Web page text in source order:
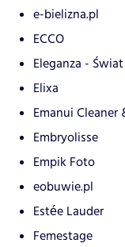
e-bielizna.pl
ECCO
Eleganza -
Elixa
Emanui
Embryolisse
Empik Foto
eobuwie.pl
Estée Lauder
Femestage